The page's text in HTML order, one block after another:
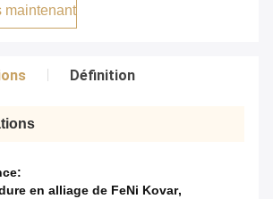
maintenant
Définition
en alliage de FeNi Kovar,